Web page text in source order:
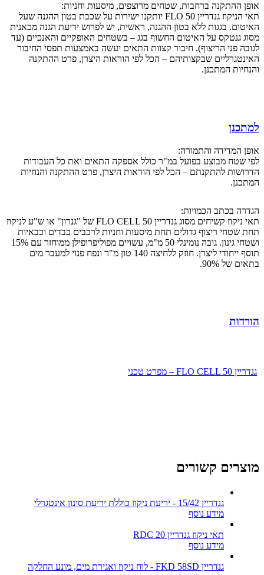
אופן ההתקנה ברחבות, שטחים מרוצפים, מיסעות וחניות:
תאי הניקוז גנדריין FLO 50 יותקנו ישירות על שכבת בטון ההגנה שעל
האיטום. בגגות ללא בטון ההגנה, ראשית, יש לפרוש יריעת הגנה מכאנית
מסוג גנטקס על האיטום החשוף בגג – בשטחים האופקיים והאנכיים (עד
לגובה פני הריצוף). חיבור קצוות התאים יעשה באמצעות תפסי החיבור
האינטגרליים שבקצותיהם – הכל לפי הוראות היצרן, פרט ההתקנה
והנחיות המתכנן.
למתכנן
אופן המדידה והתמורה:
לפי שטח מבוצע בפועל במ"ר כולל אספקה התאים ואת כל העבודות
הדרושות להתקנתם – הכל לפי הוראות היצרן, פרט ההתקנה והנחיות
המתכנן.
הגדרה בכתב הכמויות:
תאי ניקוז קשיחים מסוג גנדריין FLO CELL 50 של "גנרון" או ש"ע לניקוז
תחת שטחי ריצוף גדולים תחת מיסעות וחניות לרכבים כבדים וכבאיות
ושטחי גינון. גובה נומינלי 50 מ"מ, עשויים מפוליפרופילן ממוחזר עם 15%
תוסף ייחודי ליצרן. חוזק ללחיצה 140 טון מ"ר ונפח פנוי למעבר מים
בתאים של 90%.
הורדות
גנדריין FLO CELL 50 – מפרט טכני
מוצרים קשורים
גנדריין 15/42 - יריעת ניקוז כוללת יריעת סינון אינטגרלי
מידע נוסף
תאי ניקוז גנדריין RDC 20
מידע נוסף
גנדריין FKD 58SD - לוח ניקוז ואגירת מים, מונע החלקה